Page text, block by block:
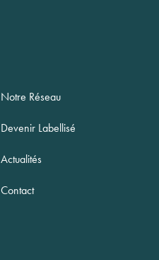
Notre Réseau
Devenir Labellisé
Actualités
Contact